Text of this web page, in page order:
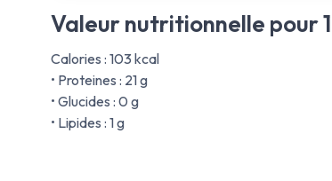
Valeur nutritionnelle pour
Calories : 103 kcal
• Proteines : 21 g
• Glucides : 0 g
• Lipides : 1 g